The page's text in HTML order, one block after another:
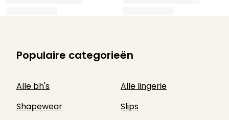
Populaire categorieën
Alle bh's
Alle lingerie
Shapewear
Slips